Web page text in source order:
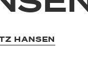
HANSEN